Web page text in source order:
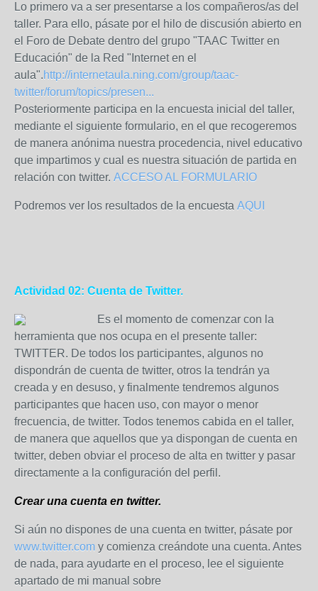
Lo primero va a ser presentarse a los compañeros/as del
taller. Para ello, pásate por el hilo de discusión abierto en
el Foro de Debate dentro del grupo "TAAC Twitter en
Educación" de la Red "Internet en el
aula".http://internetaula.ning.com/group/taac-
twitter/forum/topics/presen...
Posteriormente participa en la encuesta inicial del taller,
mediante el siguiente formulario, en el que recogeremos
de manera anónima nuestra procedencia, nivel educativo
que impartimos y cual es nuestra situación de partida en
relación con twitter. ACCESO AL FORMULARIO
Podremos ver los resultados de la encuesta AQUI
Actividad 02: Cuenta de Twitter.
Es el momento de comenzar con la
herramienta que nos ocupa en el presente taller:
TWITTER. De todos los participantes, algunos no
dispondrán de cuenta de twitter, otros la tendrán ya
creada y en desuso, y finalmente tendremos algunos
participantes que hacen uso, con mayor o menor
frecuencia, de twitter. Todos tenemos cabida en el taller,
de manera que aquellos que ya dispongan de cuenta en
twitter, deben obviar el proceso de alta en twitter y pasar
directamente a la configuración del perfil.
Crear una cuenta en twitter.
Si aún no dispones de una cuenta en twitter, pásate por
www.twitter.com y comienza creándote una cuenta. Antes
de nada, para ayudarte en el proceso, lee el siguiente
apartado de mi manual sobre